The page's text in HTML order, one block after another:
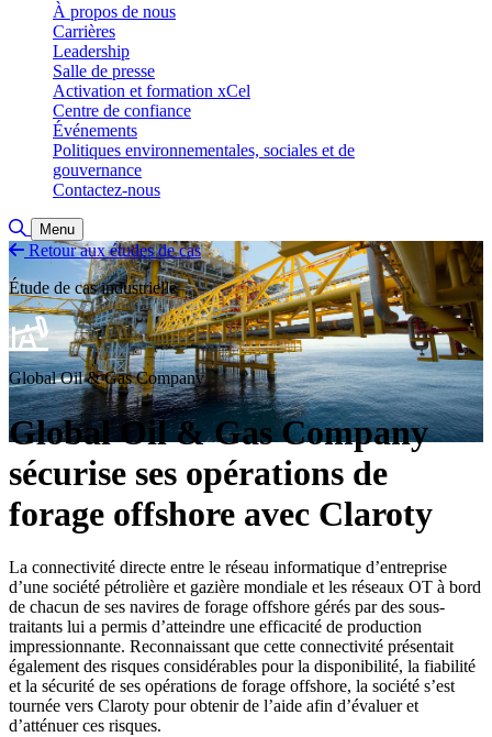
À propos de nous
Carrières
Leadership
Salle de presse
Activation et formation xCel
Centre de confiance
Événements
Politiques environnementales, sociales et de
gouvernance
Contactez-nous
Basculer la recherche
Menu
Retour aux études de cas
Étude de cas industrielle
Global Oil & Gas Company
Global Oil & Gas Company
sécurise ses opérations de
forage offshore avec Claroty
La connectivité directe entre le réseau informatique d’entreprise
d’une société pétrolière et gazière mondiale et les réseaux OT à bord
de chacun de ses navires de forage offshore gérés par des sous-
traitants lui a permis d’atteindre une efficacité de production
impressionnante. Reconnaissant que cette connectivité présentait
également des risques considérables pour la disponibilité, la fiabilité
et la sécurité de ses opérations de forage offshore, la société s’est
tournée vers Claroty pour obtenir de l’aide afin d’évaluer et
d’atténuer ces risques.